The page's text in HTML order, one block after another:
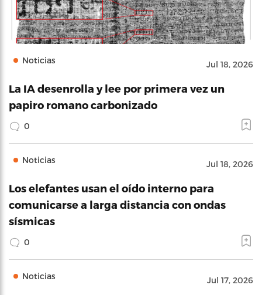
Noticias Jul 18, 2026
La IA desenrolla y lee por primera vez un
papiro romano carbonizado
0
Noticias Jul 18, 2026
Los elefantes usan el oído interno para
comunicarse a larga distancia con ondas
sísmicas
0
Noticias Jul 17, 2026